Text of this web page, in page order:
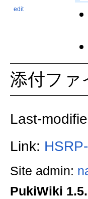
edit
添付ファ
Last-
Link:
Site admin:
PukiWiki